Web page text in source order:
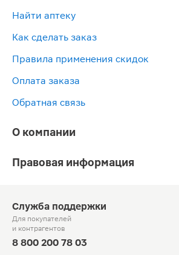
Найти аптеку
Как сделать заказ
Правила применения скидок
Оплата заказа
Обратная связь
О компании
Правовая информация
Служба поддержки
Для покупателей
и контрагентов
8 800 200 78 03